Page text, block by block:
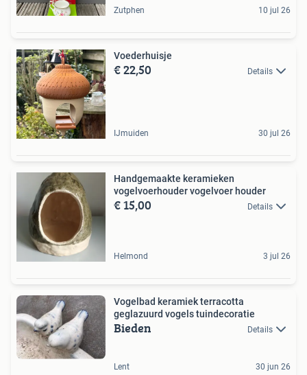
Zutphen 10 jul 26
Voederhuisje
€ 22,50 Details
IJmuiden 30 jul 26
Handgemaakte keramieken
vogelvoerhouder vogelvoer houder
€ 15,00 Details
Helmond 3 jul 26
Vogelbad keramiek terracotta
geglazuurd vogels tuindecoratie
Bieden Details
Lent 30 jun 26